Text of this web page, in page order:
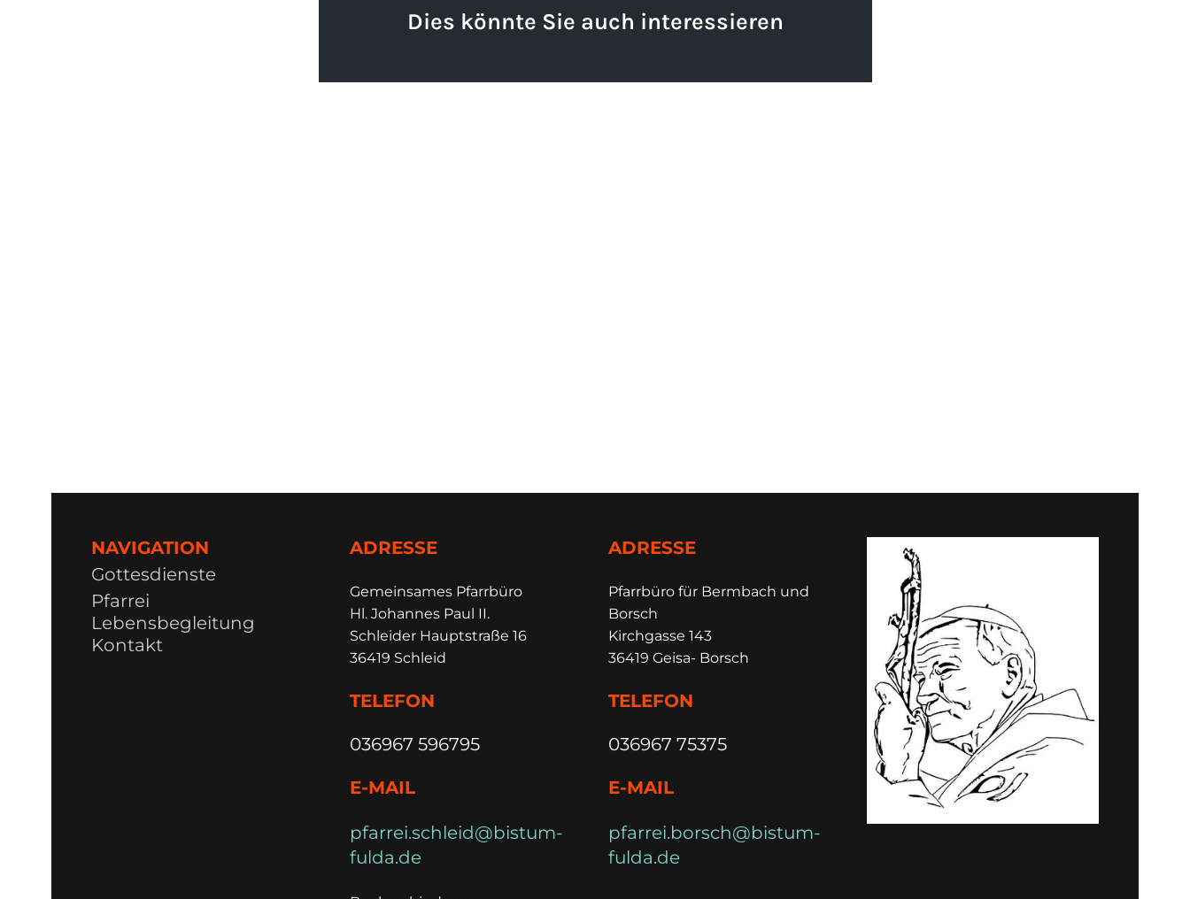
Dies könnte Sie auch interessieren
NAVIGATION
Gottesdienste
Pfarrei
Lebensbegleitung
Kontakt
ADRESSE
Gemeinsames Pfarrbüro
Hl. Johannes Paul II.
Schleider Hauptstraße 16
36419 Schleid
TELEFON
036967 596795
E-MAIL
pfarrei.schleid@bistum-
fulda.de
ADRESSE
Pfarrbüro für Bermbach und
Borsch
Kirchgasse 143
36419 Geisa- Borsch
TELEFON
036967 75375
E-MAIL
pfarrei.borsch@bistum-
fulda.de